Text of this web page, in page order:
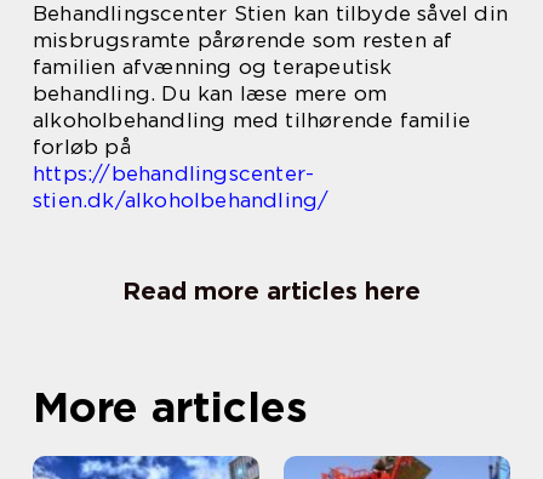
Behandlingscenter Stien kan tilbyde såvel din
misbrugsramte pårørende som resten af
familien afvænning og terapeutisk
behandling. Du kan læse mere om
alkoholbehandling med tilhørende familie
forløb på
https://behandlingscenter-
stien.dk/alkoholbehandling/
Read more articles here
More articles